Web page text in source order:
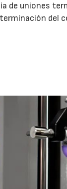
de uniones
del